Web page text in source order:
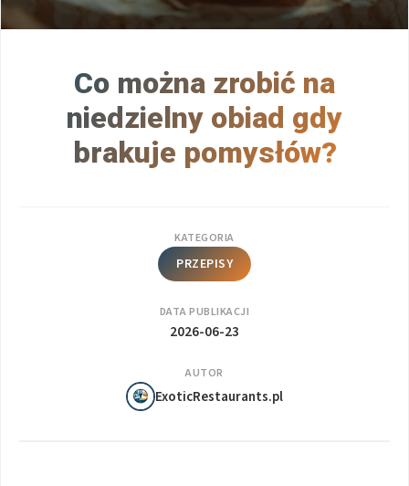
Co można zrobić na
niedzielny obiad gdy
brakuje pomysłów?
KATEGORIA
PRZEPISY
DATA PUBLIKACJI
2026-06-23
AUTOR
ExoticRestaurants.pl